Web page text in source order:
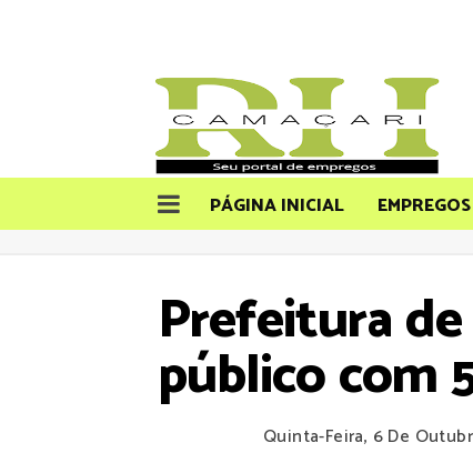
PÁGINA INICIAL EMPREGOS
Prefeitura
público com
Quinta-Feira, 6 De